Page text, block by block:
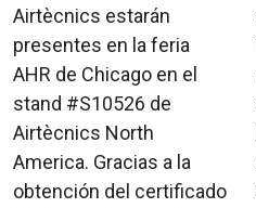
Airtècnics estarán
presentes en la feria
AHR de Chicago en el
stand #S10526 de
Airtècnics North
America. Gracias a la
obtención del certificado